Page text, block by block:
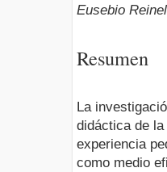
Eusebio
Resumen
La
didáctica de
experiencia
como medio